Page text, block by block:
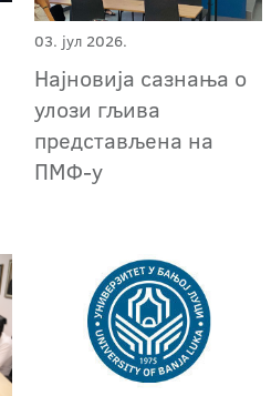
03. јул 2026.
Најновија сазнања о
улози гљива
представљена на
ПМФ-у